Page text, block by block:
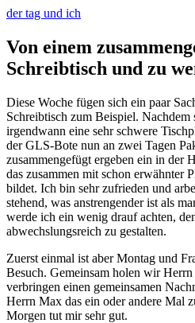
der tag und ich
Von einem
Schreibtisch und zu
Diese Woche fügen sich ein paar
Schreibtisch zum Beispiel.
irgendwann eine sehr schwere
der GLS-Bote nun an zwei Tagen
zusammengefügt ergeben ein in der
das zusammen mit schon erwähnter
bildet. Ich bin sehr zufrieden und
stehend, was anstrengender ist als
werde ich ein wenig drauf achten,
abwechslungsreich zu gestalten.
Zuerst einmal ist aber Montag und
Besuch. Gemeinsam holen wir
verbringen einen gemeinsamen
Herrn Max das ein oder andere Mal
Morgen tut mir sehr gut.